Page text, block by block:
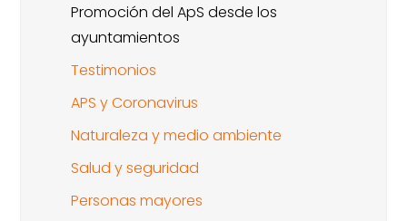
Promoción del ApS desde los
ayuntamientos
Testimonios
APS y Coronavirus
Naturaleza y medio ambiente
Salud y seguridad
Personas mayores